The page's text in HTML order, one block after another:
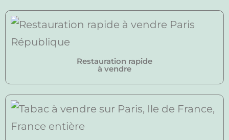
Restauration rapide
à vendre